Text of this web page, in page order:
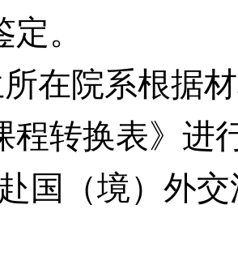
。
所在院系根据
程转换表》进
国（境）外